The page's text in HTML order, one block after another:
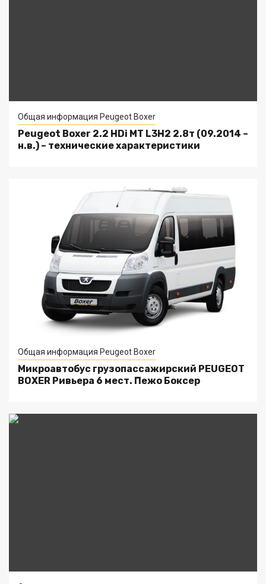
Общая информация Peugeot Boxer
Peugeot Boxer 2.2 HDi MT L3H2 2.8т (09.2014 –
н.в.) – технические характеристики
Общая информация Peugeot Boxer
Микроавтобус грузопассажирский PEUGEOT
BOXER Ривьера 6 мест. Пежо Боксер